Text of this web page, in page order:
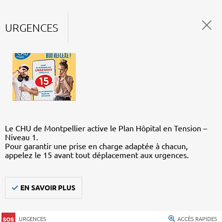
URGENCES
Le CHU de Montpellier active le Plan Hôpital en Tension –
Niveau 1.
Pour garantir une prise en charge adaptée à chacun,
appelez le 15 avant tout déplacement aux urgences.
EN SAVOIR PLUS
URGENCES ACCÈS RAPIDES